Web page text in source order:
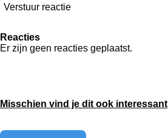
Verstuur reactie
Reacties
Er zijn geen reacties geplaatst.
Misschien vind je dit ook interessant